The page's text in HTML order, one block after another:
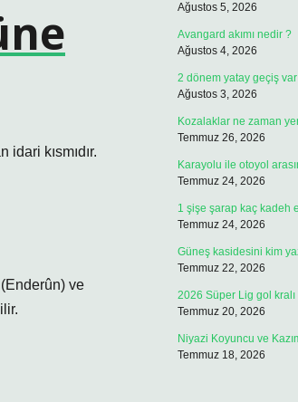
idari kısmıdır.
(Enderûn) ve
Ağustos 5, 2026
Avangard akımı nedir ?
Ağustos 4, 2026
2 dönem yatay geçiş var
Ağustos 3, 2026
Kozalaklar ne zaman
Temmuz 26, 2026
Karayolu ile otoyol
Temmuz 24, 2026
1 şişe şarap kaç kadeh
Temmuz 24, 2026
Güneş kasidesini kim
Temmuz 22, 2026
2026 Süper Lig gol kralı
Temmuz 20, 2026
Niyazi Koyuncu ve
Temmuz 18, 2026